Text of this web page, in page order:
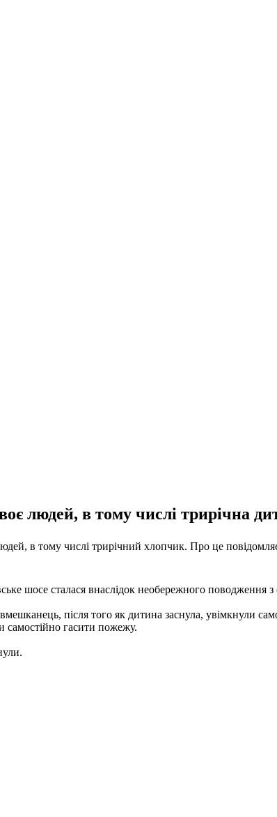
людей, в тому числі трирічна
в тому числі трирічний хлопчик. Про це
шосе сталася внаслідок необережного поводження
після того як дитина заснула, увімкнули
самостійно гасити пожежу.